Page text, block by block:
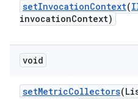
setInvocationContext(
invocationContext)
void
setMetricCollectors